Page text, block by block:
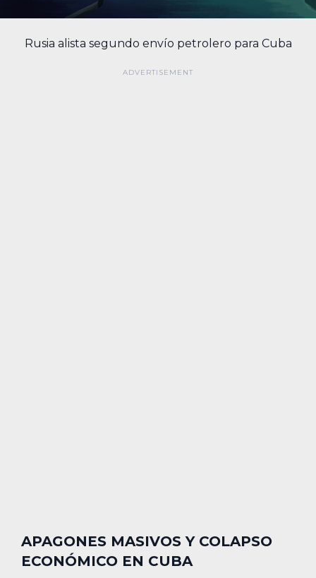
Rusia alista segundo envío petrolero para Cuba
APAGONES MASIVOS Y COLAPSO
ECONÓMICO EN CUBA